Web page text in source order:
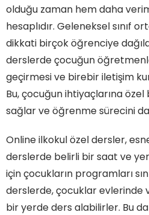
olduğu zaman hem daha
hesaplıdır. Geleneksel sınıf
dikkati birçok öğrenciye
derslerde çocuğun
geçirmesi ve birebir iletişim
Bu, çocuğun ihtiyaçlarına özel
sağlar ve öğrenme sürecini
Online ilkokul özel dersler,
derslerde belirli bir saat ve
için çocukların programları
derslerde, çocuklar evlerinde
bir yerde ders alabilirler. Bu